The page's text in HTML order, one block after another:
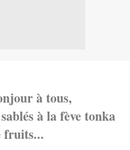
à tous,
à la fève tonka
fruits...